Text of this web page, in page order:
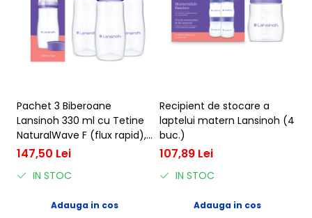
Pachet 3 Biberoane
Lansinoh 330 ml cu Tetine
NaturalWave F (flux rapid),
Polipropilenă, 6-12 luni
147,50 Lei
IN STOC
Adauga in cos
Recipient de stocare a
laptelui matern Lansinoh (4
buc.)
107,89 Lei
IN STOC
Adauga in cos